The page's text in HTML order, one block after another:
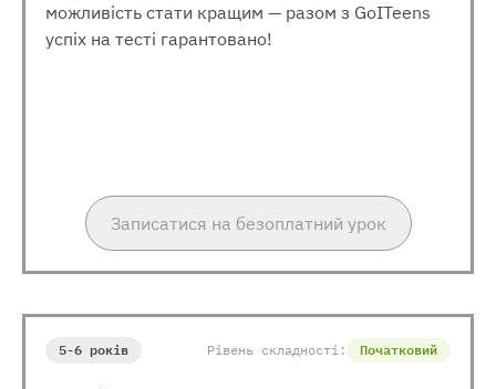
можливість стати кращим — разом з GoITeens
успіх на тесті гарантовано!
Записатися на безоплатний урок
5-6 років Рівень складності: Початковий